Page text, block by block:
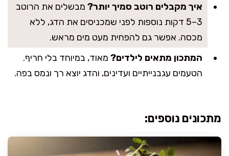
איך מקבלים רוטב סמיך יותר? מבשלים את הרוטב
3–5 דקות נוספות לפני שמכניסים את הדג, ללא
מכסה. אפשר גם להפחית מעט מים מראש.
המתכון מתאים לילדים? מאוד, במיוחד בלי חריף.
הטעמים עגבנייתיים ועדינים, והדג יוצא רך ונמס בפה.
מתכונים נוספים: